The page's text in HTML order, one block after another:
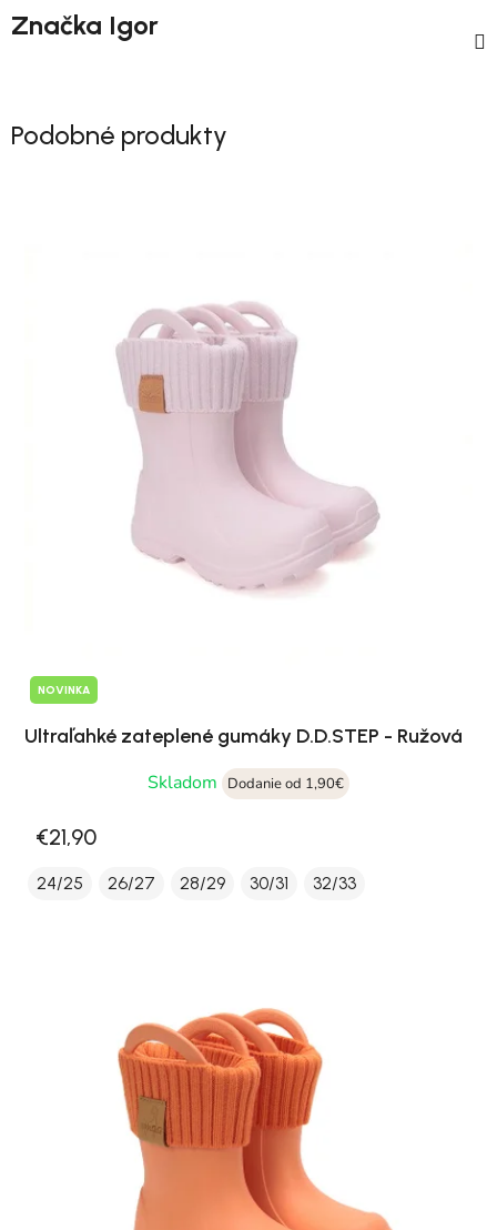
Značka Igor
Podobné produkty
NOVINKA
Ultraľahké zateplené gumáky D.D.STEP - Ružová
Skladom
Dodanie od 1,90€
€21,90
24/25 26/27 28/29 30/31 32/33